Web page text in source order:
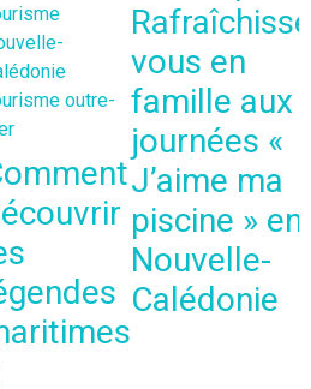
outre-
vous en
famille aux
journées «
J’aime ma
piscine » en
Nouvelle-
Calédonie